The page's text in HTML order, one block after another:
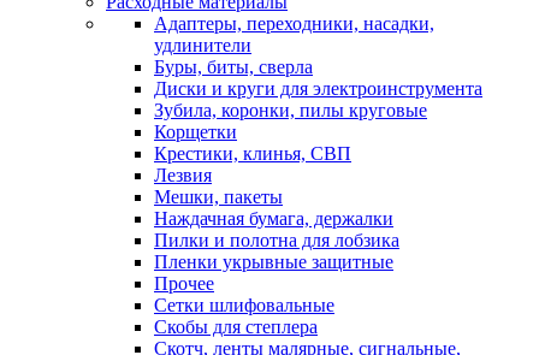
Адаптеры, переходники, насадки,
удлинители
Буры, биты, сверла
Диски и круги для электроинструмента
Зубила, коронки, пилы круговые
Корщетки
Крестики, клинья, СВП
Лезвия
Мешки, пакеты
Наждачная бумага, держалки
Пилки и полотна для лобзика
Пленки укрывные защитные
Прочее
Сетки шлифовальные
Скобы для степлера
Скотч, ленты малярные, сигнальные,